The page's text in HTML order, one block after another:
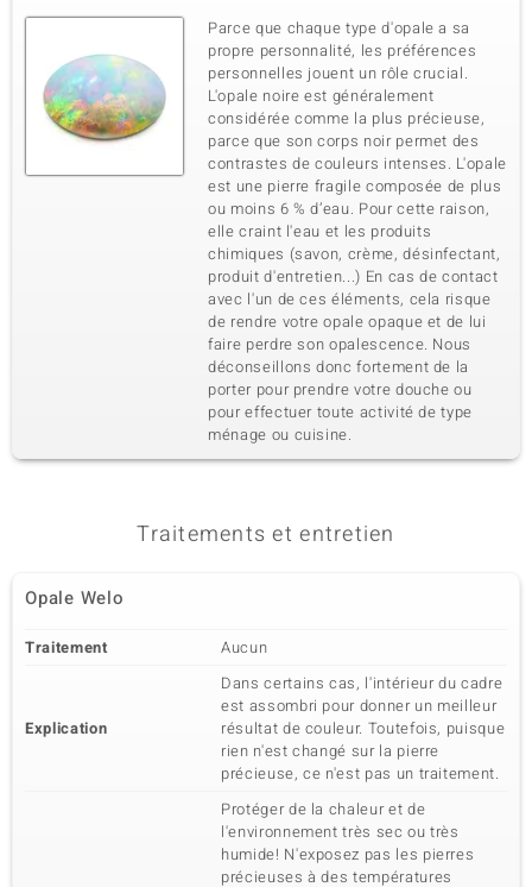
Parce que chaque type d'opale a sa
propre personnalité, les préférences
personnelles jouent un rôle crucial.
L'opale noire est généralement
considérée comme la plus précieuse,
parce que son corps noir permet des
contrastes de couleurs intenses. L'opale
est une pierre fragile composée de plus
ou moins 6 % d’eau. Pour cette raison,
elle craint l'eau et les produits
chimiques (savon, crème, désinfectant,
produit d'entretien...) En cas de contact
avec l'un de ces éléments, cela risque
de rendre votre opale opaque et de lui
faire perdre son opalescence. Nous
déconseillons donc fortement de la
porter pour prendre votre douche ou
pour effectuer toute activité de type
ménage ou cuisine.
Traitements et entretien
Opale Welo
Traitement Aucun
Explication
Dans certains cas, l'intérieur du cadre
est assombri pour donner un meilleur
résultat de couleur. Toutefois, puisque
rien n'est changé sur la pierre
précieuse, ce n'est pas un traitement.
Protéger de la chaleur et de
l'environnement très sec ou très
humide! N'exposez pas les pierres
précieuses à des températures